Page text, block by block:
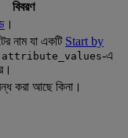
বিবরণ
।
নাম যা একটি Start by
attribute_values-এ
করা আছে কিনা।